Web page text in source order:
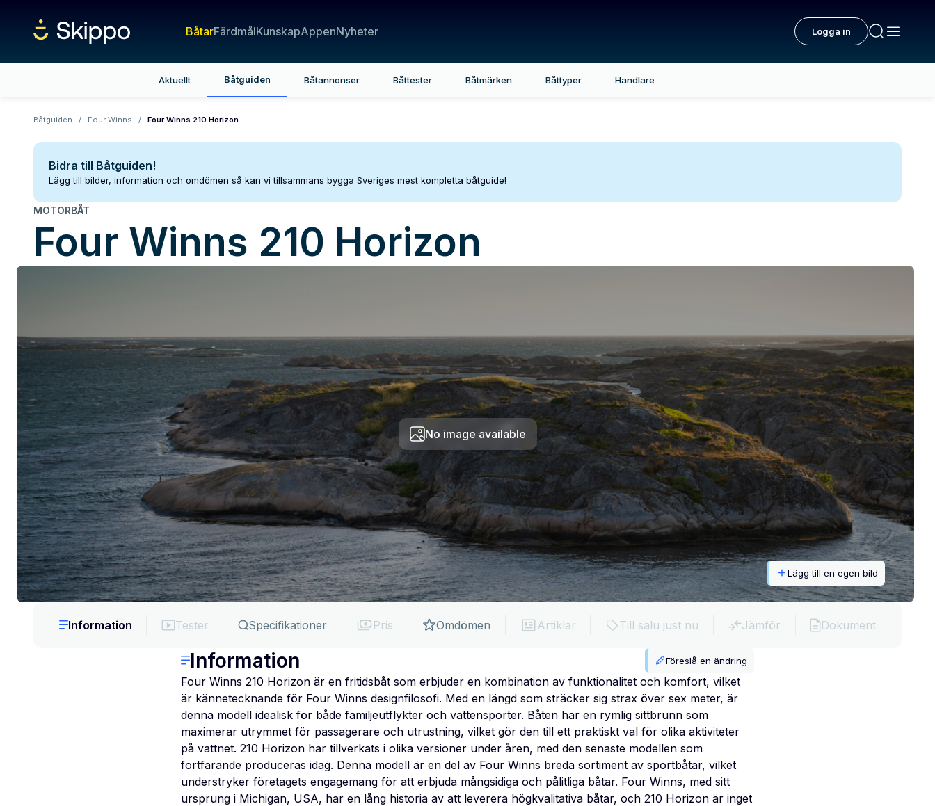
BåtarFärdmålKunskapAppenNyheter Logga in
Aktuellt Båtguiden Båtannonser Båttester Båtmärken Båttyper Handlare
Båtguiden / Four Winns / Four Winns 210 Horizon
Bidra till Båtguiden!
Lägg till bilder, information och omdömen så kan vi tillsammans bygga Sveriges mest kompletta båtguide!
MOTORBÅT
Four Winns 210 Horizon
No image available
Lägg till en egen bild
Information Tester Specifikationer Pris Omdömen Artiklar Till salu just nu Jämför Dokument
Information Föreslå en ändring
Four Winns 210 Horizon är en fritidsbåt som erbjuder en kombination av funktionalitet och komfort, vilket
är kännetecknande för Four Winns designfilosofi. Med en längd som sträcker sig strax över sex meter, är
denna modell idealisk för både familjeutflykter och vattensporter. Båten har en rymlig sittbrunn som
maximerar utrymmet för passagerare och utrustning, vilket gör den till ett praktiskt val för olika aktiviteter
på vattnet. 210 Horizon har tillverkats i olika versioner under åren, med den senaste modellen som
fortfarande produceras idag. Denna modell är en del av Four Winns breda sortiment av sportbåtar, vilket
understryker företagets engagemang för att erbjuda mångsidiga och pålitliga båtar. Four Winns, med sitt
ursprung i Michigan, USA, har en lång historia av att leverera högkvalitativa båtar, och 210 Horizon är inget